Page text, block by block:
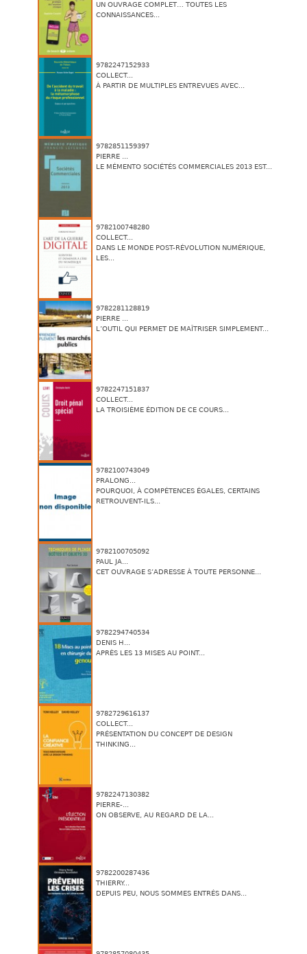
UN OUVRAGE COMPLET… TOUTES LES
CONNAISSANCES...
9782247152933
COLLECT...
À PARTIR DE MULTIPLES ENTREVUES AVEC...
9782851159397
PIERRE ...
LE MÉMENTO SOCIÉTÉS COMMERCIALES 2013 EST...
9782100748280
COLLECT...
DANS LE MONDE POST-RÉVOLUTION NUMÉRIQUE,
LES...
9782281128819
PIERRE ...
L’OUTIL QUI PERMET DE MAÎTRISER SIMPLEMENT...
9782247151837
COLLECT...
LA TROISIÈME ÉDITION DE CE COURS...
9782100743049
PRALONG...
POURQUOI, À COMPÉTENCES ÉGALES, CERTAINS
RETROUVENT-ILS...
9782100705092
PAUL JA...
CET OUVRAGE S’ADRESSE À TOUTE PERSONNE...
9782294740534
DENIS H...
APRÈS LES 13 MISES AU POINT...
9782729616137
COLLECT...
PRÉSENTATION DU CONCEPT DE DESIGN
THINKING...
9782247130382
PIERRE-...
ON OBSERVE, AU REGARD DE LA...
9782200287436
THIERRY...
DEPUIS PEU, NOUS SOMMES ENTRÉS DANS...